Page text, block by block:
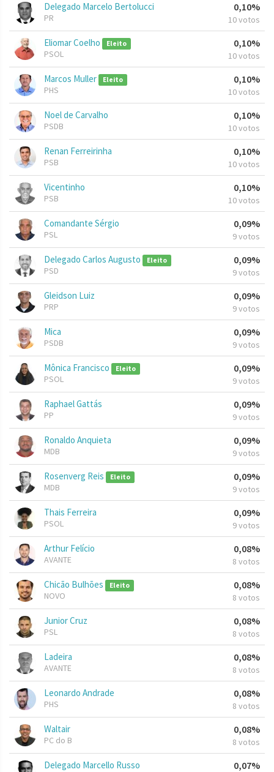
Delegado Marcelo Bertolucci
PR
0,10%
10 votos
Eliomar Coelho Eleito
PSOL
0,10%
10 votos
Marcos Muller Eleito
PHS
0,10%
10 votos
Noel de Carvalho
PSDB
0,10%
10 votos
Renan Ferreirinha
PSB
0,10%
10 votos
Vicentinho
PSB
0,10%
10 votos
Comandante Sérgio
PSL
0,09%
9 votos
Delegado Carlos Augusto Eleito
PSD
0,09%
9 votos
Gleidson Luiz
PRP
0,09%
9 votos
Mica
PSDB
0,09%
9 votos
Mônica Francisco Eleito
PSOL
0,09%
9 votos
Raphael Gattás
PP
0,09%
9 votos
Ronaldo Anquieta
MDB
0,09%
9 votos
Rosenverg Reis Eleito
MDB
0,09%
9 votos
Thais Ferreira
PSOL
0,09%
9 votos
Arthur Felício
AVANTE
0,08%
8 votos
Chicão Bulhões Eleito
NOVO
0,08%
8 votos
Junior Cruz
PSL
0,08%
8 votos
Ladeira
AVANTE
0,08%
8 votos
Leonardo Andrade
PHS
0,08%
8 votos
Waltair
PC do B
0,08%
8 votos
Delegado Marcello Russo 0,07%